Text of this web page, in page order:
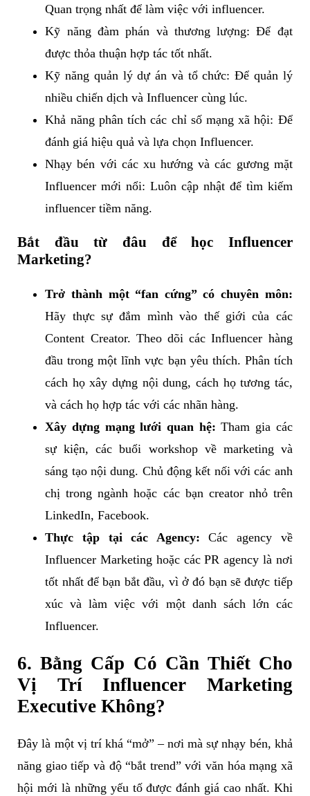
Quan trọng nhất để làm việc với influencer.
Kỹ năng đàm phán và thương lượng: Để đạt
được thỏa thuận hợp tác tốt nhất.
Kỹ năng quản lý dự án và tổ chức: Để quản lý
nhiều chiến dịch và Influencer cùng lúc.
Khả năng phân tích các chỉ số mạng xã hội: Để
đánh giá hiệu quả và lựa chọn Influencer.
Nhạy bén với các xu hướng và các gương mặt
Influencer mới nổi: Luôn cập nhật để tìm kiếm
influencer tiềm năng.
Bắt đầu từ đâu để học Influencer
Marketing?
Trở thành một “fan cứng” có chuyên môn:
Hãy thực sự đắm mình vào thế giới của các
Content Creator. Theo dõi các Influencer hàng
đầu trong một lĩnh vực bạn yêu thích. Phân tích
cách họ xây dựng nội dung, cách họ tương tác,
và cách họ hợp tác với các nhãn hàng.
Xây dựng mạng lưới quan hệ: Tham gia các
sự kiện, các buổi workshop về marketing và
sáng tạo nội dung. Chủ động kết nối với các anh
chị trong ngành hoặc các bạn creator nhỏ trên
LinkedIn, Facebook.
Thực tập tại các Agency: Các agency về
Influencer Marketing hoặc các PR agency là nơi
tốt nhất để bạn bắt đầu, vì ở đó bạn sẽ được tiếp
xúc và làm việc với một danh sách lớn các
Influencer.
6. Bằng Cấp Có Cần Thiết Cho
Vị Trí Influencer Marketing
Executive Không?
Đây là một vị trí khá “mở” – nơi mà sự nhạy bén, khả
năng giao tiếp và độ “bắt trend” với văn hóa mạng xã
hội mới là những yếu tố được đánh giá cao nhất. Khi